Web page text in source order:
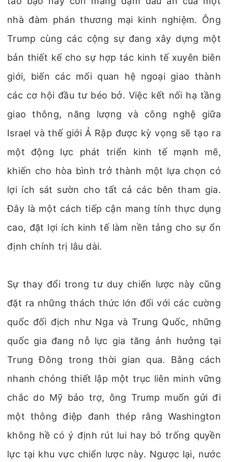
nhà đàm phán thương mại kinh nghiệm. Ông
Trump cùng các cộng sự đang xây dựng một
bản thiết kế cho sự hợp tác kinh tế xuyên biên
giới, biến các mối quan hệ ngoại giao thành
các cơ hội đầu tư béo bở. Việc kết nối hạ tầng
giao thông, năng lượng và công nghệ giữa
Israel và thế giới Ả Rập được kỳ vọng sẽ tạo ra
một động lực phát triển kinh tế mạnh mẽ,
khiến cho hòa bình trở thành một lựa chọn có
lợi ích sát sườn cho tất cả các bên tham gia.
Đây là một cách tiếp cận mang tính thực dụng
cao, đặt lợi ích kinh tế làm nền tảng cho sự ổn
định chính trị lâu dài.
Sự thay đổi trong tư duy chiến lược này cũng
đặt ra những thách thức lớn đối với các cường
quốc đối địch như Nga và Trung Quốc, những
quốc gia đang nỗ lực gia tăng ảnh hưởng tại
Trung Đông trong thời gian qua. Bằng cách
nhanh chóng thiết lập một trục liên minh vững
chắc do Mỹ bảo trợ, ông Trump muốn gửi đi
một thông điệp đanh thép rằng Washington
không hề có ý định rút lui hay bỏ trống quyền
lực tại khu vực chiến lược này. Ngược lại, nước